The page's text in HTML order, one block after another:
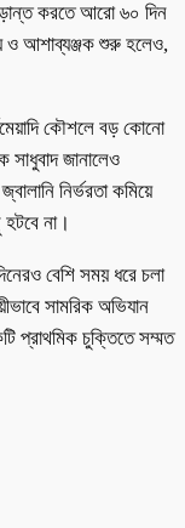
করতে আরো ৬০ দিন
ও আশাব্যঞ্জক শুরু হলেও,
কৌশলে বড় কোনো
জানালেও
নির্ভরতা কমিয়ে
হটবে না।
বেশি সময় ধরে চলা
সামরিক অভিযান
প্রাথমিক চুক্তিতে সম্মত